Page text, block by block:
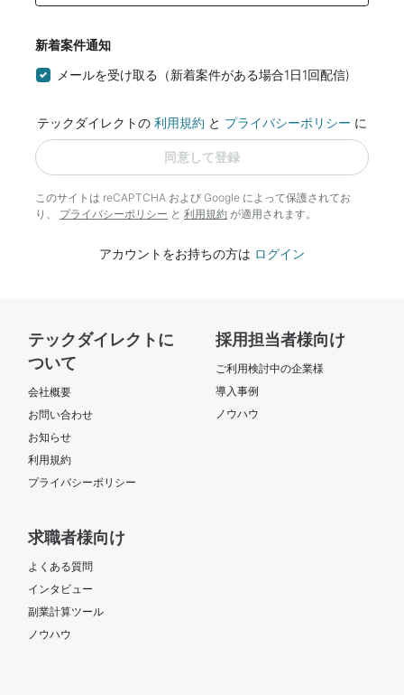
新着案件通知
メールを受け取る（新着案件がある場合1日1回配信)
テックダイレクトの 利用規約 と プライバシーポリシー に
同意して登録
このサイトは reCAPTCHA および Google によって保護されてお
り、 プライバシーポリシー と 利用規約 が適用されます。
アカウントをお持ちの方は ログイン
テックダイレクトに
ついて
会社概要
お問い合わせ
お知らせ
利用規約
プライバシーポリシー
採用担当者様向け
ご利用検討中の企業様
導入事例
ノウハウ
求職者様向け
よくある質問
インタビュー
副業計算ツール
ノウハウ